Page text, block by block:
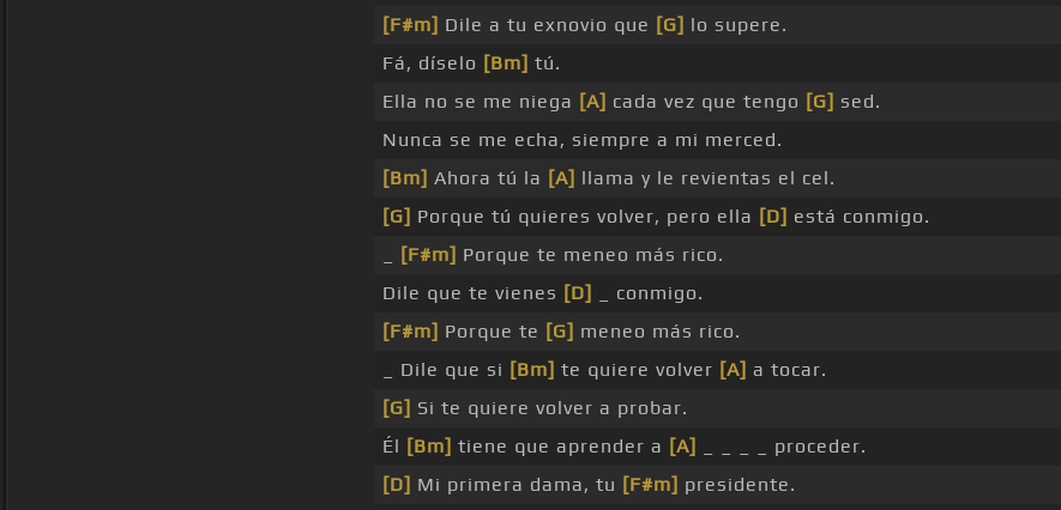
[F#m] Dile a tu exnovio que [G] lo supere.
Fá, díselo [Bm] tú.
Ella no se me niega [A] cada vez que tengo [G] sed.
Nunca se me echa, siempre a mi merced.
[Bm] Ahora tú la [A] llama y le revientas el cel.
[G] Porque tú quieres volver, pero ella [D] está conmigo.
[F#m] Porque te meneo más rico.
Dile que te vienes [D]
_ conmigo.
[F#m] Porque te [G] meneo más rico.
_ Dile que si [Bm] te quiere volver [A] a tocar.
[G] Si te quiere volver a probar.
Él [Bm] tiene que aprender a [A]
_ _ _ _ proceder.
[D] Mi primera dama, tu [F#m] presidente.